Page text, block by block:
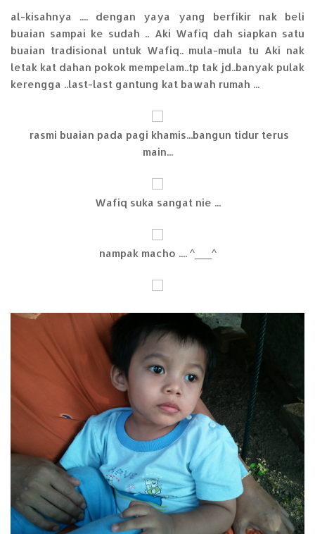
al-kisahnya .... dengan yaya yang berfikir nak beli
buaian sampai ke sudah .. Aki Wafiq dah siapkan satu
buaian tradisional untuk Wafiq.. mula-mula tu Aki nak
letak kat dahan pokok mempelam..tp tak jd..banyak pulak
kerengga ..last-last gantung kat bawah rumah ...
rasmi buaian pada pagi khamis...bangun tidur terus
main...
Wafiq suka sangat nie ...
nampak macho .... ^___^